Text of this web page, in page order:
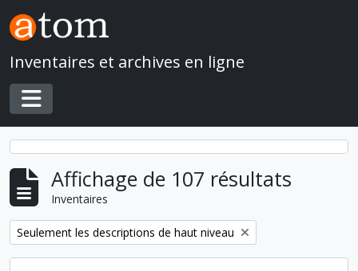
Skip to main content
Inventaires et archives en ligne
Toggle navigation
Affichage de 107 résultats
Inventaires
Remove filter:
Seulement les descriptions de haut niveau